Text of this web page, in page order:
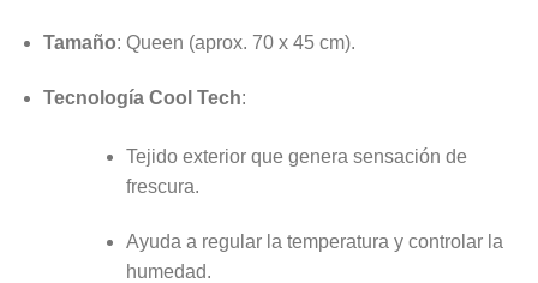
Tamaño: Queen (aprox. 70 x 45 cm).
Tecnología Cool Tech:
Tejido exterior que genera sensación de
frescura.
Ayuda a regular la temperatura y controlar la
humedad.